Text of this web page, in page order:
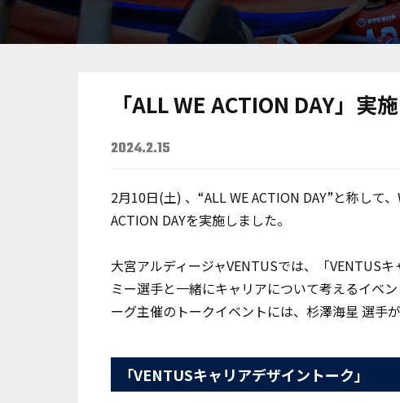
「ALL WE ACTION DAY」実
2024.2.15
2月10日(土) 、“ALL WE ACTION DAY”と称して
ACTION DAYを実施しました。
大宮アルディージャVENTUSでは、「VENTUS
ミー選手と一緒にキャリアについて考えるイベ
ーグ主催のトークイベントには、杉澤海星 選手
「VENTUSキャリアデザイントーク」